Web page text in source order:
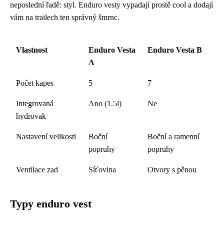
neposlední řadě: styl. Enduro vesty vypadají prostě cool a dodají
vám na trailech ten správný šmrnc.
Vlastnost
Enduro Vesta
A
Enduro Vesta B
Počet kapes 5 7
Integrovaná
hydrovak
Ano (1.5l) Ne
Nastavení velikosti
Boční
popruhy
Boční a ramenní
popruhy
Ventilace zad Síťovina Otvory s pěnou
Typy enduro vest